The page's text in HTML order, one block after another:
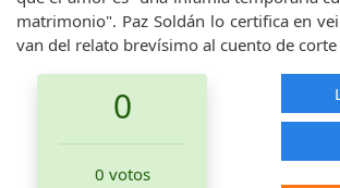
matrimonio". Paz Soldán lo certifica en
van del relato brevísimo al cuento de corte
0
0 votos